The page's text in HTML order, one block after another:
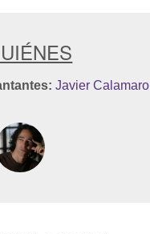
Javier Calamaro